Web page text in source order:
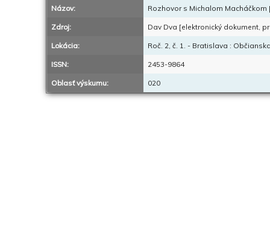
Názov: Rozhovor s Michalom Macháčkom
Zdroj: Dav Dva [elektronický dokument,
Lokácia: Roč. 2, č. 1. - Bratislava :
ISSN: 2453-9864
Oblasť výskumu: 020